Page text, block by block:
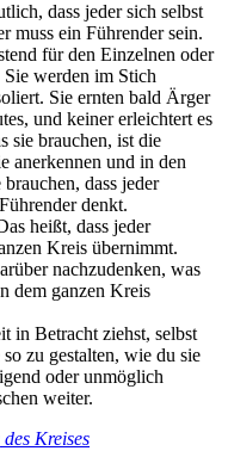
dass jeder sich selbst
muss ein Führender sein.
für den Einzelnen oder
werden im Stich
Sie ernten bald Ärger
und keiner erleichtert es
sie brauchen, ist die
anerkennen und in den
dass jeder
denkt.
heißt, dass jeder
Kreis übernimmt.
nachzudenken, was
dem ganzen Kreis
in Betracht ziehst, selbst
zu gestalten, wie du sie
oder unmöglich
weiter.
Kreises